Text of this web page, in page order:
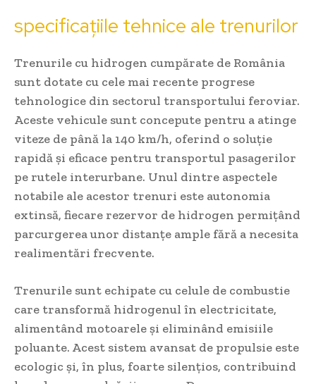
specificațiile tehnice ale trenurilor
Trenurile cu hidrogen cumpărate de România
sunt dotate cu cele mai recente progrese
tehnologice din sectorul transportului feroviar.
Aceste vehicule sunt concepute pentru a atinge
viteze de până la 140 km/h, oferind o soluție
rapidă și eficace pentru transportul pasagerilor
pe rutele interurbane. Unul dintre aspectele
notabile ale acestor trenuri este autonomia
extinsă, fiecare rezervor de hidrogen permițând
parcurgerea unor distanțe ample fără a necesita
realimentări frecvente.
Trenurile sunt echipate cu celule de combustie
care transformă hidrogenul în electricitate,
alimentând motoarele și eliminând emisiile
poluante. Acest sistem avansat de propulsie este
ecologic și, în plus, foarte silențios, contribuind